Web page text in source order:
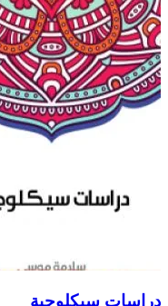
دراسات سيكلوجية